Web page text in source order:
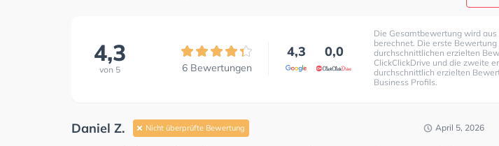
4,3
von 5 6 Bewertungen
4,3 0,0
Die Gesamtbewertung wird
berechnet. Die erste
durchschnittlichen erzielten
ClickClickDrive und die zweite
durchschnittlich erzielten
Business Profils.
Daniel Z. Nicht überprüfte Bewertung April 5, 2026